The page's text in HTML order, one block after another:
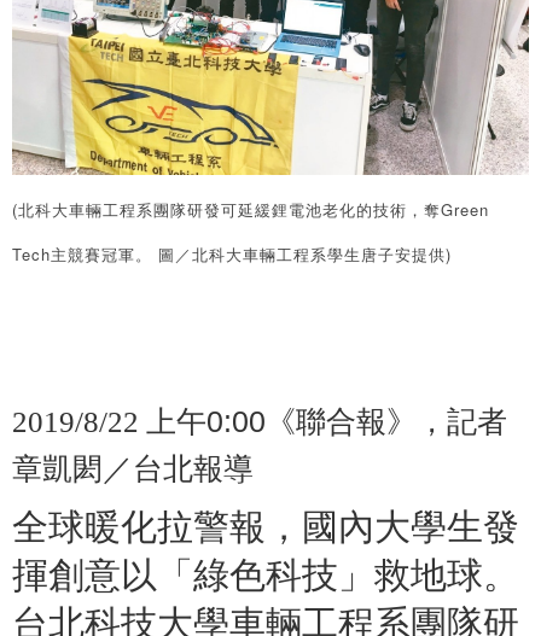
(北科大車輛工程系團隊研發可延緩鋰電池老化的技術，奪Green
Tech主競賽冠軍。 圖／北科大車輛工程系學生唐子安提供)
2019/8/22 上午0:00《聯合報》，記者
章凱閎／台北報導
全球暖化拉警報，國內大學生發
揮創意以「綠色科技」救地球。
台北科技大學車輛工程系團隊研